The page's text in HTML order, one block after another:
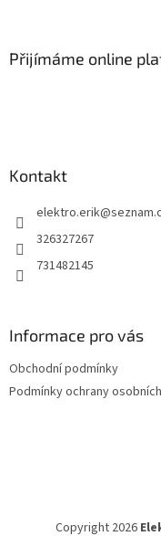
Přijímáme online
Kontakt
elektro.erik@
326327267
731482145
Informace pro vás
Obchodní podmínky
Podmínky ochrany
Copyright 2026